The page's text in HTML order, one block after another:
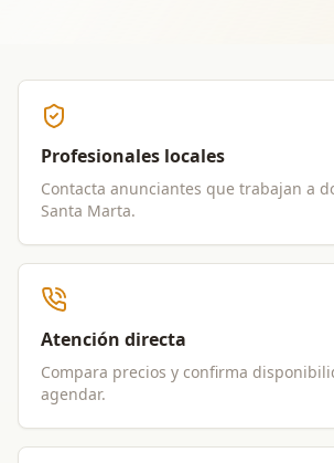
Profesionales locales
Contacta anunciantes que trabajan a
Santa Marta.
Atención directa
Compara precios y confirma
agendar.